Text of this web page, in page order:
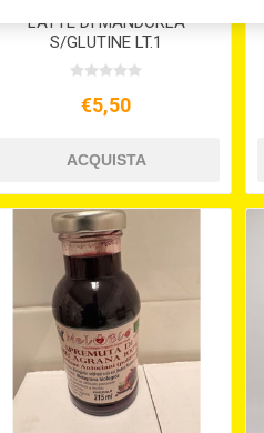
LATTE DI MANDORLA
S/GLUTINE LT.1
€5,50